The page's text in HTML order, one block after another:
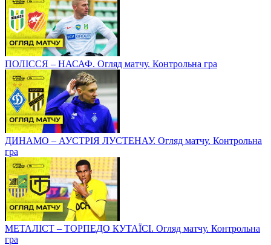
ПОЛІССЯ – НАСАФ. Огляд матчу. Контрольна гра
ДИНАМО – АУСТРІЯ ЛУСТЕНАУ. Огляд матчу. Контрольна
гра
МЕТАЛІСТ – ТОРПЕДО КУТАЇСІ. Огляд матчу. Контрольна
гра